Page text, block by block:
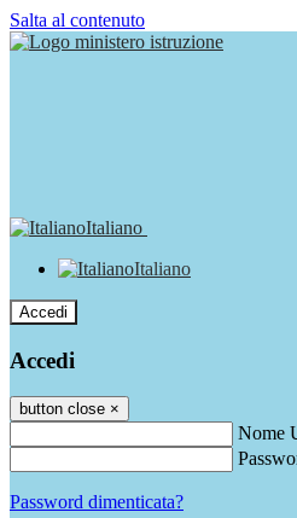
Salta al contenuto
Italiano
Italiano
Accedi
Accedi
button close ×
Nome
Password dimenticata?